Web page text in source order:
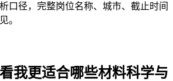
口径，完整岗位名称、城市、截止时间
。
我更适合哪些材料科学与